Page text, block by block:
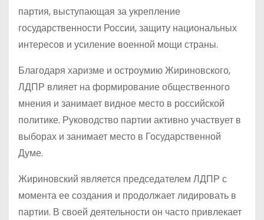
партия, выступающая за укрепление
государственности России, защиту национальных
интересов и усиление военной мощи страны.
Благодаря харизме и остроумию Жириновского,
ЛДПР влияет на формирование общественного
мнения и занимает видное место в российской
политике. Руководство партии активно участвует в
выборах и занимает место в Государственной
Думе.
Жириновский является председателем ЛДПР с
момента ее создания и продолжает лидировать в
партии. В своей деятельности он часто привлекает